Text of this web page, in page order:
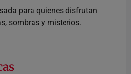
para quienes disfrutan
sombras y misterios.